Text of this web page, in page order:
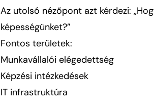
Az utolsó nézőpont azt kérdezi:
képességünket?”
Fontos területek:
Munkavállalói elégedettség
Képzési intézkedések
IT infrastruktúra